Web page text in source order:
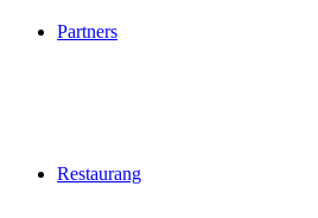
Partners
Restaurang